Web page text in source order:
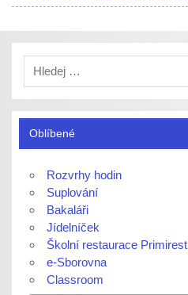
Oblíbené
Rozvrhy hodin
Suplování
Bakaláři
Jídelníček
Školní restaurace Primirest
e-Sborovna
Classroom